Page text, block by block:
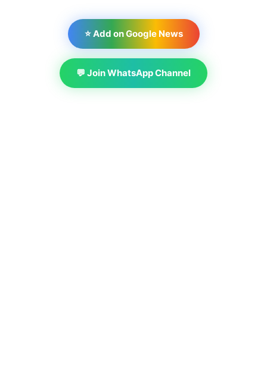
⭐ Add on Google News
💬 Join WhatsApp Channel